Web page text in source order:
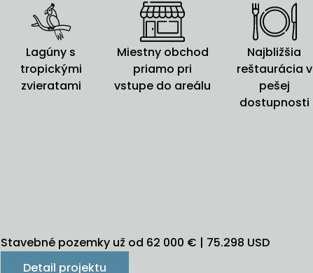
Lagúny s
tropickými
zvieratami
Miestny obchod
priamo pri
vstupe do areálu
Najbližšia
reštaurácia v
pešej
dostupnosti
Stavebné pozemky už od 62 000 € | 75.298 USD
Detail projektu